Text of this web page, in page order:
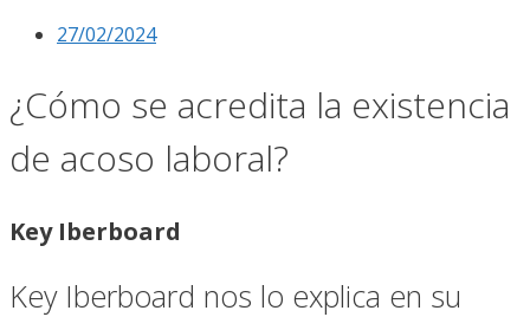
27/02/2024
¿Cómo se acredita la existencia
de acoso laboral?
Key Iberboard
Key Iberboard nos lo explica en su